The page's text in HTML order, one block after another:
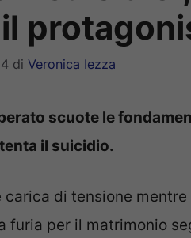
di Veronica Iezza
scuote le
il suicidio.
carica di tensione
furia per il matrimonio